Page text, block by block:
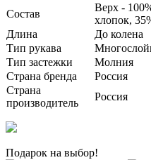
Состав
Верх -
хлопок,
Длина
До колена
Тип рукава
Тип застежки
Молния
Страна бренда
Россия
Страна
производитель
Россия
Подарок на выбор!